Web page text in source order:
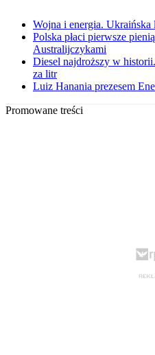
Wojna i energia.
Polska płaci pierwsze
Australijczykami
Diesel najdroższy w
za litr
Luiz Hanania prezesem
Promowane treści